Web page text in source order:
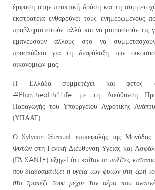
έμφαση στην πρακτική δράση και τη
εκστρατεία ενθαρρύνει τους ενημερωμένους
προβληματιστούν, αλλά και να μοιραστούν τις
εμπνεύσουν άλλους στο να
προσπάθεια για τη διαφύλαξη των
οικονομιών μας.
Η Ελλάδα συμμετέχει και φέτος
#Planthealth4Life με τη Διεύθυνση
Παραγωγής του Υπουργείου Αγροτικής
(ΥΠΑΑΤ).
Ο Sylvain Giraud, επικεφαλής της Μονάδας
Φυτών στη Γενική Διεύθυνση Υγείας και
(ΓΔ SANTE) εξηγεί ότι «όταν οι πολίτες
που διαδραματίζει η υγεία των φυτών στη ζωή
στο τραπέζι τους μέχρι τον αέρα που